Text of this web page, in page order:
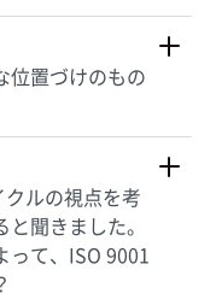
位置づけのもの
ルの視点を考
聞きました。
って、ISO 9001